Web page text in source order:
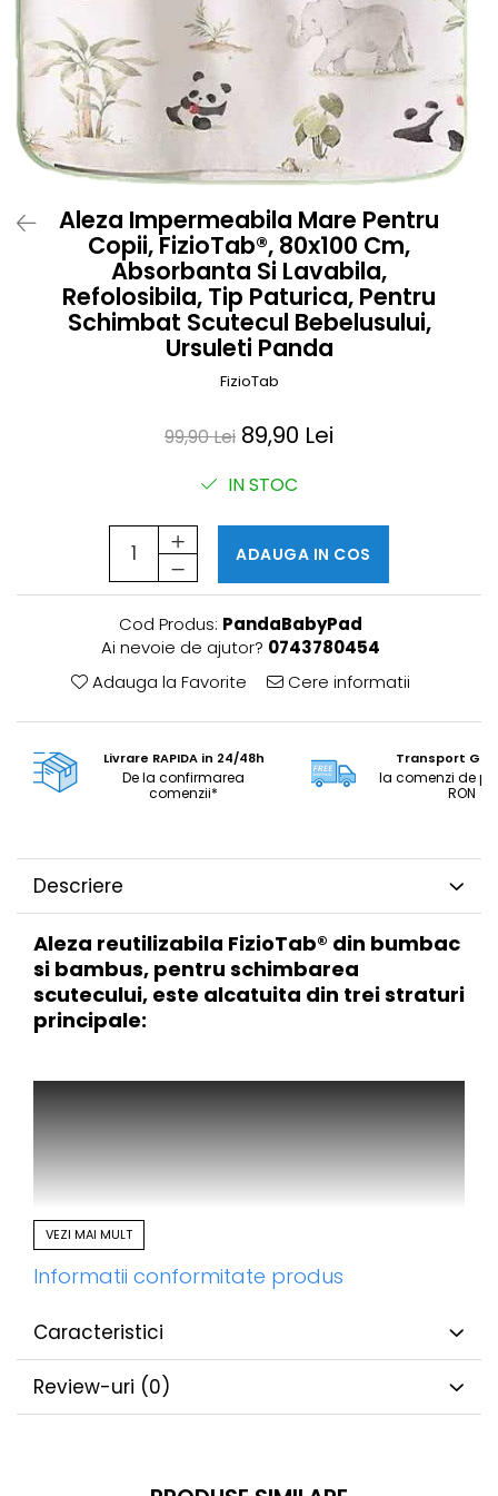
Husa protectie scaun auto
Suporti uscare biberoane
Suporti pahar carucior
Bile baie copii
Vesela copii
Lampi de veghe
Aleza Impermeabila Mare Pentru
Copii, FizioTab®, 80x100 Cm,
Absorbanta Si Lavabila,
Refolosibila, Tip Paturica, Pentru
Schimbat Scutecul Bebelusului,
Ursuleti Panda
FizioTab
99,90 Lei 89,90 Lei
IN STOC
ADAUGA IN COS
Cod Produs: PandaBabyPad
Ai nevoie de ajutor? 0743780454
Adauga la Favorite
Cere informatii
Livrare RAPIDA in 24/48h
De la confirmarea
comenzii*
Transport
la comenzi de
RON
Descriere
Aleza reutilizabila FizioTab® din bumbac
si bambus, pentru schimbarea
scutecului, este alcatuita din trei straturi
principale:
VEZI MAI MULT
Informatii conformitate produs
Caracteristici
Review-uri (0)